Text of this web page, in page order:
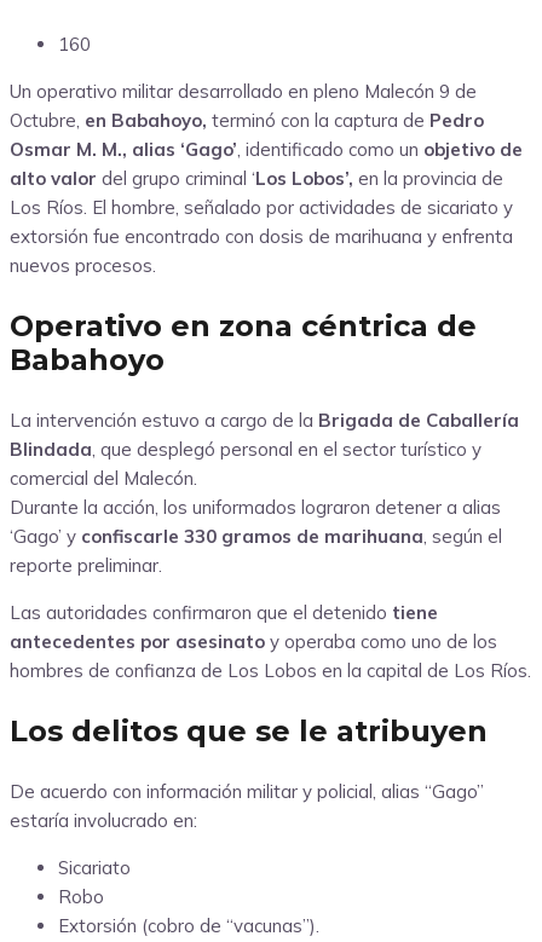
160
Un operativo militar desarrollado en pleno Malecón 9 de
Octubre, en Babahoyo, terminó con la captura de Pedro
Osmar M. M., alias ‘Gago’, identificado como un objetivo de
alto valor del grupo criminal ‘Los Lobos’, en la provincia de
Los Ríos. El hombre, señalado por actividades de sicariato y
extorsión fue encontrado con dosis de marihuana y enfrenta
nuevos procesos.
Operativo en zona céntrica de
Babahoyo
La intervención estuvo a cargo de la Brigada de Caballería
Blindada, que desplegó personal en el sector turístico y
comercial del Malecón.
Durante la acción, los uniformados lograron detener a alias
‘Gago’ y confiscarle 330 gramos de marihuana, según el
reporte preliminar.
Las autoridades confirmaron que el detenido tiene
antecedentes por asesinato y operaba como uno de los
hombres de confianza de Los Lobos en la capital de Los Ríos.
Los delitos que se le atribuyen
De acuerdo con información militar y policial, alias “Gago”
estaría involucrado en:
Sicariato
Robo
Extorsión (cobro de “vacunas”).